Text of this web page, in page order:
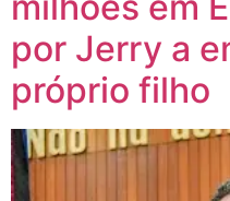
por Jerry a
próprio filho